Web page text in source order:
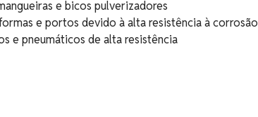
e bicos pulverizadores
e portos devido à alta resistência à corrosão
e pneumáticos de alta resistência